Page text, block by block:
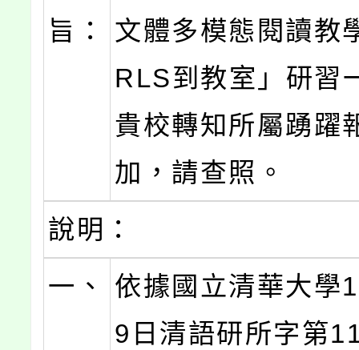
旨：
文體多模態閱讀教
RLS到教室」研習
貴校轉知所屬踴躍
加，請查照。
說明：
一、
依據國立清華大學
9日清語研所字第